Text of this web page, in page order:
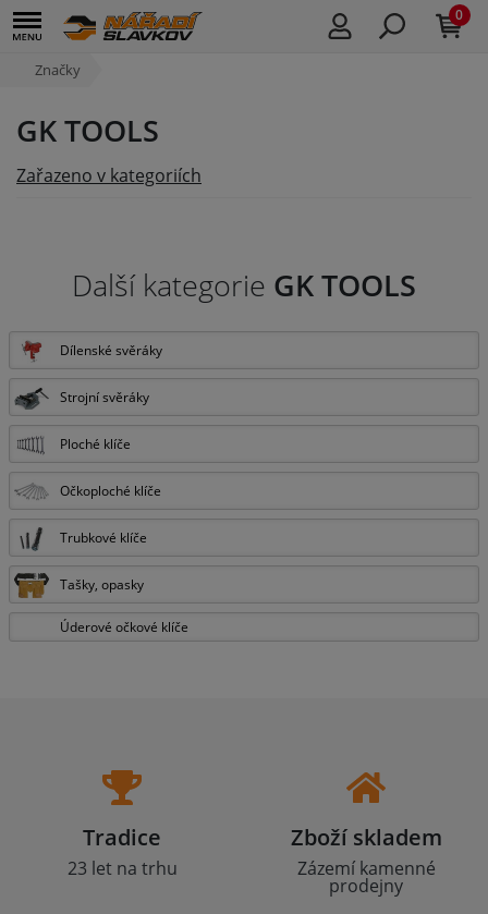
0
Značky
GK TOOLS
Zařazeno v kategoriích
Další kategorie GK TOOLS
Dílenské svěráky
Strojní svěráky
Ploché klíče
Očkoploché klíče
Trubkové klíče
Tašky, opasky
Úderové očkové klíče
Tradice
23 let na trhu
Zboží skladem
Zázemí kamenné
prodejny